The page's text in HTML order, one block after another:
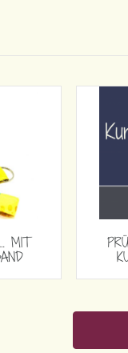
BESTANDEN … MIT
SCHLÜSSELBAND